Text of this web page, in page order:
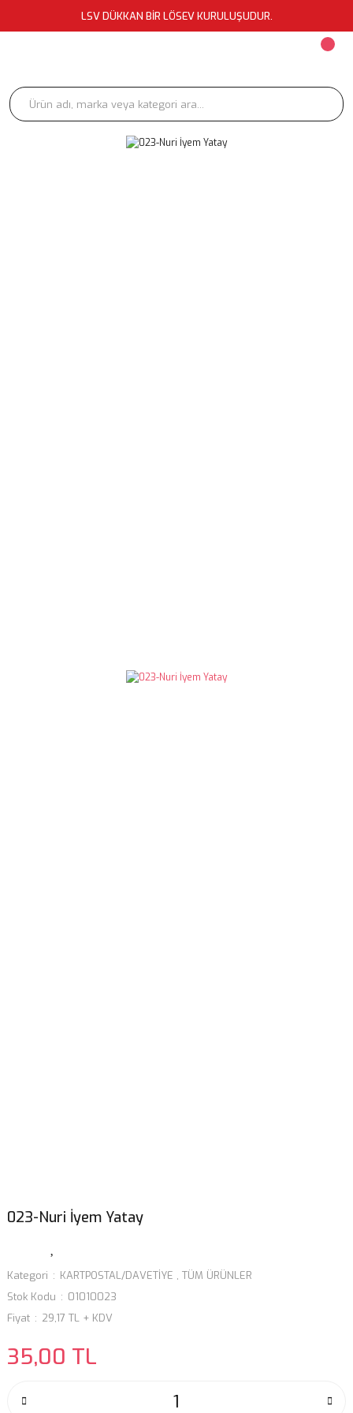
LSV DÜKKAN BİR LÖSEV KURULUŞUDUR.
023-Nuri İyem Yatay
Kategori KARTPOSTAL/DAVETİYE , TÜM ÜRÜNLER
Stok Kodu
01010023
Fiyat
29,17 TL + KDV
35,00 TL